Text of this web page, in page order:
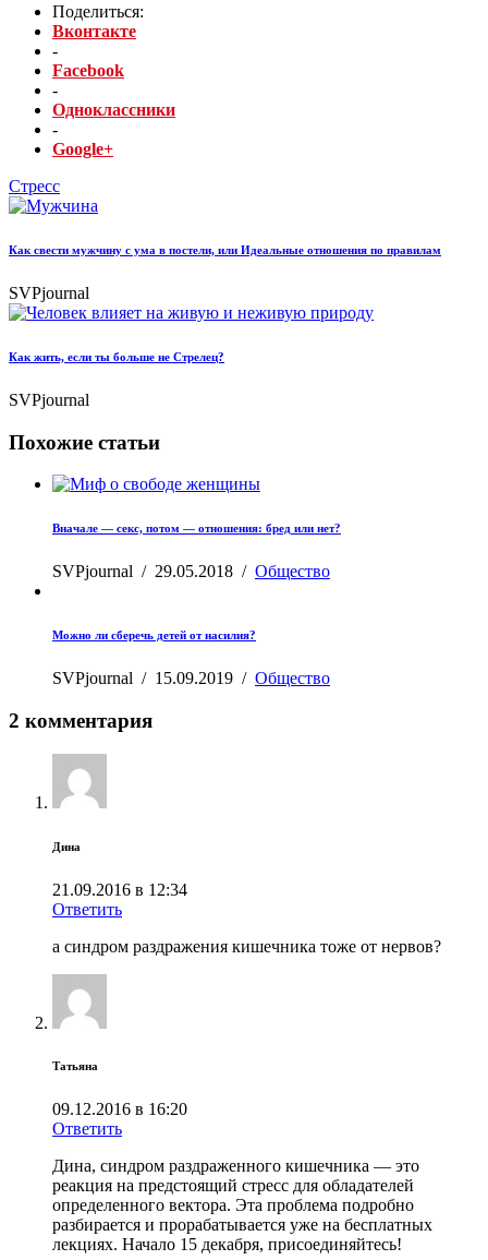
Поделиться:
Вконтакте
-
Facebook
-
Одноклассники
-
Google+
Стресс
Как свести мужчину с ума в постели, или Идеальные отношения по правилам
SVPjournal
Как жить, если ты больше не Стрелец?
SVPjournal
Похожие статьи
Вначале — секс, потом — отношения: бред или нет?
SVPjournal / 29.05.2018 / Общество
Можно ли сберечь детей от насилия?
SVPjournal / 15.09.2019 / Общество
2 комментария
Дина
21.09.2016 в 12:34
Ответить
а синдром раздражения кишечника тоже от нервов?
Татьяна
09.12.2016 в 16:20
Ответить
Дина, синдром раздраженного кишечника — это
реакция на предстоящий стресс для обладателей
определенного вектора. Эта проблема подробно
разбирается и прорабатывается уже на бесплатных
лекциях. Начало 15 декабря, присоединяйтесь!